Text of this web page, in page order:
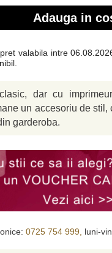
Adauga in
valabila intre
dar cu
un accesoriu de stil,
garderoba.
0725 754 999, luni-